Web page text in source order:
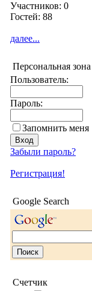
Участников: 0
Гостей: 88
далее...
Персональная зона
Пользователь:
Пароль:
Запомнить меня
Забыли пароль?
Регистрация!
Google Search
Счетчик